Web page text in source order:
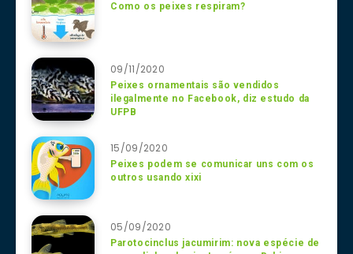
Como os peixes respiram?
09/11/2020
Peixes ornamentais são vendidos
ilegalmente no Facebook, diz estudo da
UFPB
15/09/2020
Peixes podem se comunicar uns com os
outros usando xixi
05/09/2020
Parotocinclus jacumirim: nova espécie de